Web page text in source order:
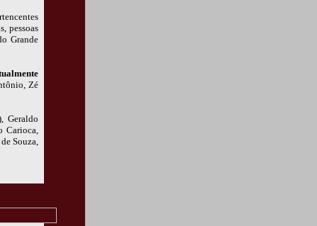
pessoas
Grande
Zé
Geraldo
Carioca,
Souza,